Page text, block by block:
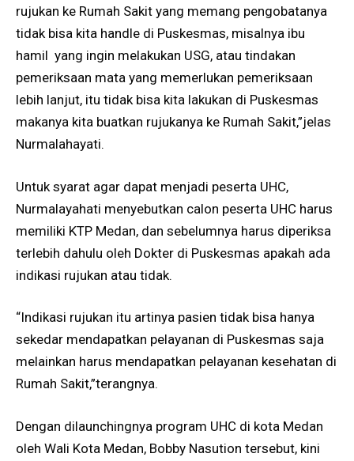
rujukan ke Rumah Sakit yang memang pengobatanya
tidak bisa kita handle di Puskesmas, misalnya ibu
hamil yang ingin melakukan USG, atau tindakan
pemeriksaan mata yang memerlukan pemeriksaan
lebih lanjut, itu tidak bisa kita lakukan di Puskesmas
makanya kita buatkan rujukanya ke Rumah Sakit,”jelas
Nurmalahayati.
Untuk syarat agar dapat menjadi peserta UHC,
Nurmalayahati menyebutkan calon peserta UHC harus
memiliki KTP Medan, dan sebelumnya harus diperiksa
terlebih dahulu oleh Dokter di Puskesmas apakah ada
indikasi rujukan atau tidak.
“Indikasi rujukan itu artinya pasien tidak bisa hanya
sekedar mendapatkan pelayanan di Puskesmas saja
melainkan harus mendapatkan pelayanan kesehatan di
Rumah Sakit,”terangnya.
Dengan dilaunchingnya program UHC di kota Medan
oleh Wali Kota Medan, Bobby Nasution tersebut, kini